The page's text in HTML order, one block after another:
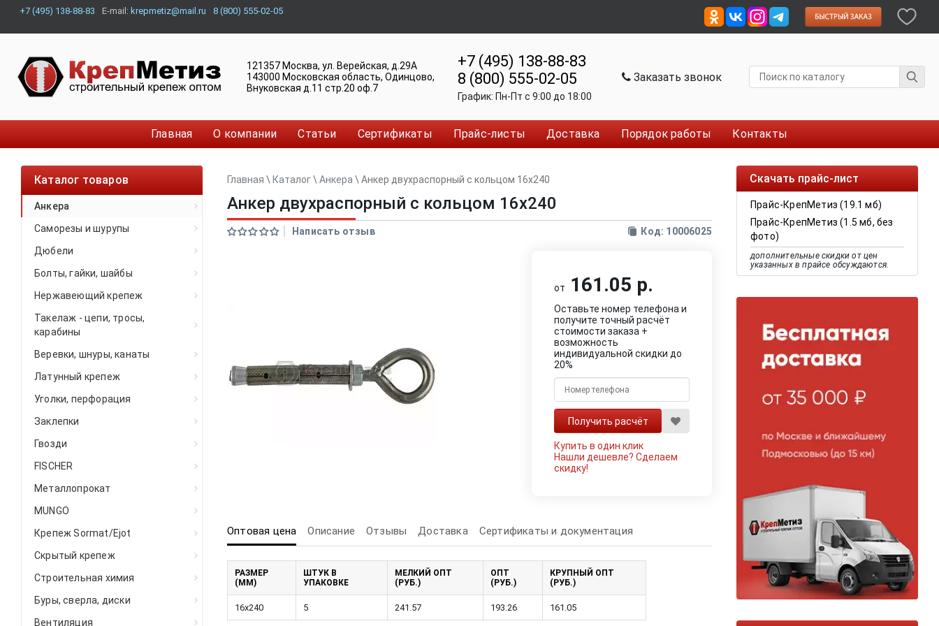
+7 (495) 138-88-83 E-mail: krepmetiz@mail.ru 8 (800) 555-02-05
121357 Москва, ул. Верейская, д.29А
143000 Московская область, Одинцово,
Внуковская д.11 стр.20 оф.7
+7 (495) 138-88-83
8 (800) 555-02-05
График: Пн-Пт c 9:00 до 18:00
Заказать звонок
Главная О компании Статьи Сертификаты Прайс-листы Доставка Порядок работы Контакты
Каталог товаров
Анкера
Саморезы и шурупы
Дюбели
Болты, гайки, шайбы
Нержавеющий крепеж
Такелаж - цепи, тросы,
карабины
Веревки, шнуры, канаты
Латунный крепеж
Уголки, перфорация
Заклепки
Гвозди
FISCHER
Металлопрокат
MUNGO
Крепеж Sormat/Ejot
Скрытый крепеж
Строительная химия
Буры, сверла, диски
Вентиляция
Скачать прайс-лист
Прайс-КрепМетиз (19.1 мб)
Прайс-КрепМетиз (1.5 мб, без
фото)
дополнительные скидки от цен
указанных в прайсе обсуждаются.
Главная \ Каталог\ Анкера \ Анкер двуxраспорный с кольцом 16x240
Анкер двуxраспорный с кольцом 16x240
Написать отзыв Код: 10006025
от 161.05 р.
Оставьте номер телефона и
получите точный расчёт
стоимости заказа +
возможность
индивидуальной скидки до
20%
Купить в один клик
Нашли дешевле?Сделаем
скидку!
Оптовая цена Описание Отзывы Доставка Сертификаты и документация
РАЗМЕР
(ММ)
ШТУК В
УПАКОВКЕ
МЕЛКИЙ ОПТ
(РУБ.)
ОПТ
(РУБ.)
КРУПНЫЙ ОПТ
(РУБ.)
16x240 5 241.57 193.26 161.05